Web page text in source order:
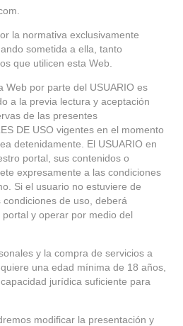
la normativa exclusivamente
sometida a ella, tanto
que utilicen esta Web.
Web por parte del USUARIO es
a la previa lectura y aceptación
de las presentes
DE USO vigentes en el momento
detenidamente. El USUARIO en
portal, sus contenidos o
expresamente a las condiciones
Si el usuario no estuviere de
de uso, deberá
y operar por medio del
y la compra de servicios a
una edad mínima de 18 años,
jurídica suficiente para
modificar la presentación y